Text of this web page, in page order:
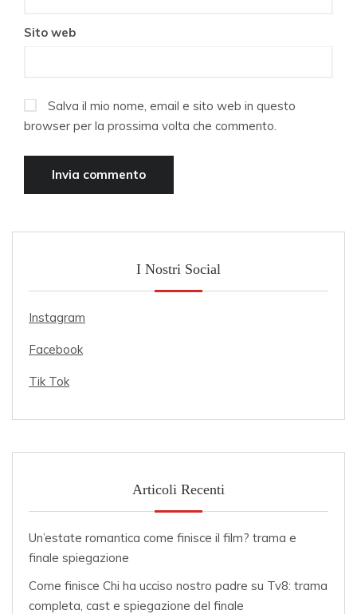
Sito web
Salva il mio nome, email e sito web in questo
browser per la prossima volta che commento.
I Nostri Social
Instagram
Facebook
Tik Tok
Articoli Recenti
Un’estate romantica come finisce il film? trama e
finale spiegazione
Come finisce Chi ha ucciso nostro padre su Tv8: trama
completa, cast e spiegazione del finale